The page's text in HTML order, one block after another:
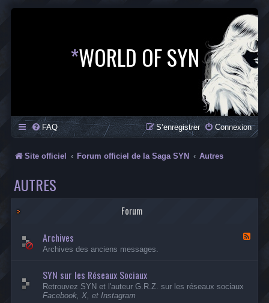
*WORLD OF SYN
FAQ Connexion
S’enregistrer
Site officiel Forum officiel de la Saga SYN Autres
AUTRES
Forum
Archives
Archives des anciens messages.
SYN sur les Réseaux Sociaux
Retrouvez SYN et l'auteur G.R.Z. sur les réseaux sociaux
Facebook, X, et Instagram